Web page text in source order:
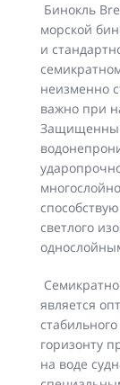
Бинокль
морской
и
неизменно
важно при
светлого
является
горизонту
на воде